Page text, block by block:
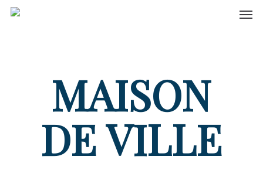
Skip
MAISON
DE VILLE